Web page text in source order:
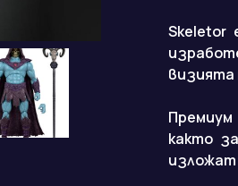
Skeletor
визията
както
изложат